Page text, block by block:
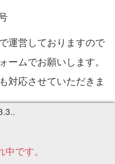
です。
運営しておりますので
ムでお願いします。
対応させていただきま
通販専門店 | PC販売